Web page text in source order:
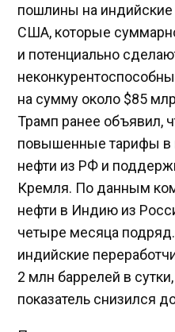
пошлины на
США, которые
и потенциально
на сумму около $85
Трамп ранее объявил,
повышенные тарифы в
нефти из РФ и
Кремля. По данным
нефти в Индию из
четыре месяца
индийские
2 млн баррелей в
показатель снизился